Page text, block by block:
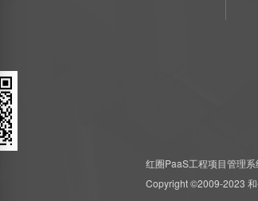
红圈PaaS工程项目管理系
Copyright ©2009-2023